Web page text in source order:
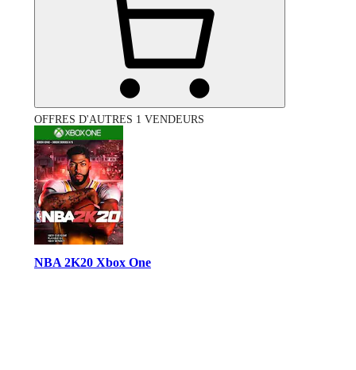
OFFRES D'AUTRES 1 VENDEURS
NBA 2K20 Xbox One